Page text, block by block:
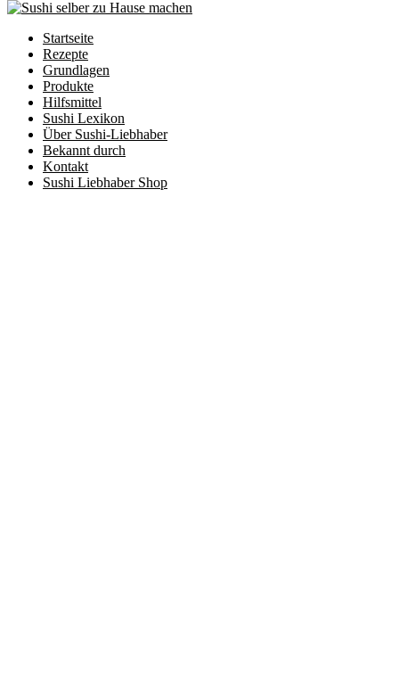
Startseite
Rezepte
Grundlagen
Produkte
Hilfsmittel
Sushi Lexikon
Über Sushi-Liebhaber
Bekannt durch
Kontakt
Sushi Liebhaber Shop